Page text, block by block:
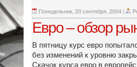
Понедельник, 20 сентября, 2004 |
Евро – обзор
В пятницу курс евро
без изменений к уровню
Скачок курса евро в